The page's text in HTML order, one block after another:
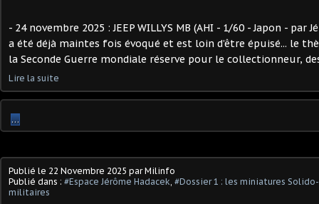
- 24 novembre 2025 : JEEP WILLYS MB (AHI - 1/60 - Japon - par
a été déjà maintes fois évoqué et est loin d’être épuisé... le
la Seconde Guerre mondiale réserve pour le collectionneur,
Lire la suite
…
Publié le 22 Novembre 2025 par Milinfo
Publié dans : #Espace Jérôme Hadacek, #Dossier 1 : les miniatures
militaires